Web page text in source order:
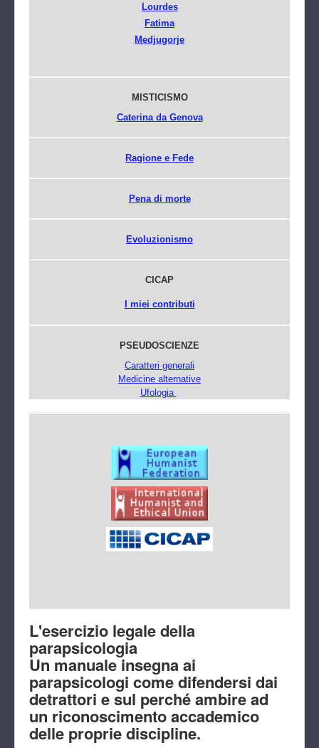
Lourdes
Fatima
Medjugorje
MISTICISMO
Caterina da Genova
Ragione e Fede
Pena di morte
Evoluzionismo
CICAP
I miei contributi
PSEUDOSCIENZE
Caratteri generali
Medicine alternative
Ufologia
L'esercizio legale della
parapsicologia
Un manuale insegna ai
parapsicologi come difendersi dai
detrattori e sul perché ambire ad
un riconoscimento accademico
delle proprie discipline.